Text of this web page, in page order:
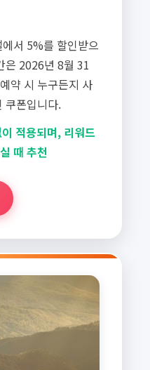
서 5%를 할인받으
은 2026년 8월 31
약 시 누구든지 사
쿠폰입니다.
적용되며, 리워드
때 추천